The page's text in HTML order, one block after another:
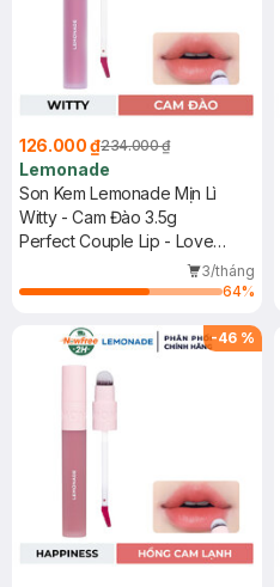
126.000 ₫234.000 ₫
Lemonade
Son Kem Lemonade Mịn Lì
Witty - Cam Đào 3.5g
Perfect Couple Lip - Love
3/tháng
64%
-46 %